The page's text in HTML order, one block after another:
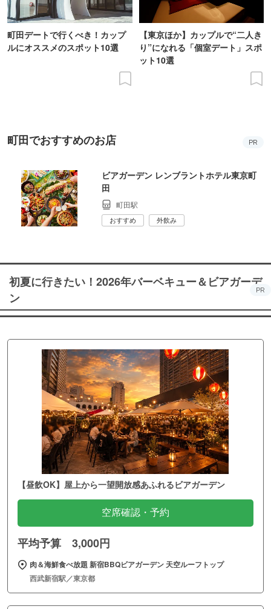
町田デートで行くべき！カップ
ルにオススメのスポット10選
【東京ほか】カップルで“二人き
り”になれる「個室デート」スポ
ット10選
町田でおすすめのお店 PR
ビアガーデン レンブラントホテル東京町
田
町田駅
おすすめ 外飲み
初夏に行きたい！2026年バーベキュー＆ビアガーデ
ン
PR
【昼飲OK】屋上から一望開放感あふれるビアガーデン
空席確認・予約
平均予算 3,000円
肉＆海鮮食べ放題 新宿BBQビアガーデン 天空ルーフトップ
西武新宿駅／東京都